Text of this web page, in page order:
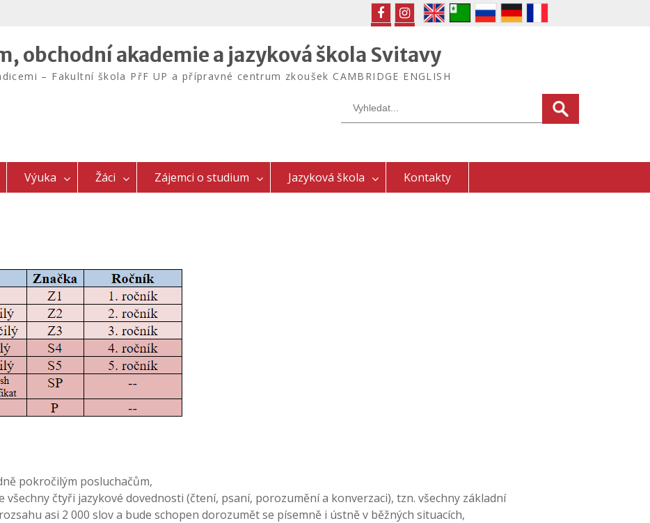
FB
IG
obchodní akademie a jazyková škola Svitavy
– Fakultní škola PřF UP a přípravné centrum zkoušek CAMBRIDGE ENGLISH
for:
Výuka Žáci Zájemci o studium Jazyková škola Kontakty
pokročilým posluchačům,
všechny čtyři jazykové dovednosti (čtení, psaní, porozumění a konverzaci), tzn. všechny základní
asi 2 000 slov a bude schopen dorozumět se písemně i ústně v běžných situacích,